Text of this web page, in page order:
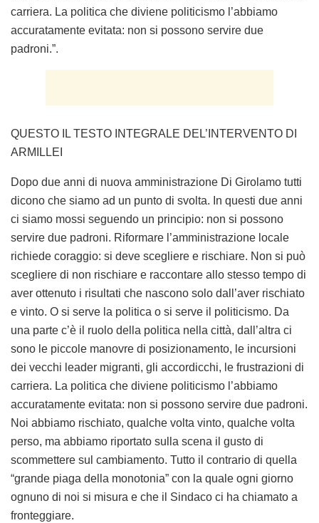
carriera. La politica che diviene politicismo l’abbiamo
accuratamente evitata: non si possono servire due
padroni.”.
QUESTO IL TESTO INTEGRALE DEL’INTERVENTO DI
ARMILLEI
Dopo due anni di nuova amministrazione Di Girolamo tutti
dicono che siamo ad un punto di svolta. In questi due anni
ci siamo mossi seguendo un principio: non si possono
servire due padroni. Riformare l’amministrazione locale
richiede coraggio: si deve scegliere e rischiare. Non si può
scegliere di non rischiare e raccontare allo stesso tempo di
aver ottenuto i risultati che nascono solo dall’aver rischiato
e vinto. O si serve la politica o si serve il politicismo. Da
una parte c’è il ruolo della politica nella città, dall’altra ci
sono le piccole manovre di posizionamento, le incursioni
dei vecchi leader migranti, gli accordicchi, le frustrazioni di
carriera. La politica che diviene politicismo l’abbiamo
accuratamente evitata: non si possono servire due padroni.
Noi abbiamo rischiato, qualche volta vinto, qualche volta
perso, ma abbiamo riportato sulla scena il gusto di
scommettere sul cambiamento. Tutto il contrario di quella
“grande piaga della monotonia” con la quale ogni giorno
ognuno di noi si misura e che il Sindaco ci ha chiamato a
fronteggiare.